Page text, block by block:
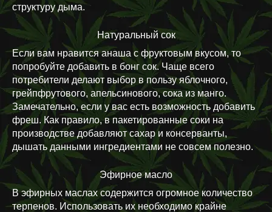
структуру дыма.
Натуральный сок
Если вам нравится анаша с фруктовым вкусом, то
попробуйте добавить в бонг сок. Чаще всего
потребители делают выбор в пользу яблочного,
грейпфрутового, апельсинового, сока из манго.
Замечательно, если у вас есть возможность добавить
фреш. Как правило, в пакетированные соки на
производстве добавляют сахар и консерванты,
дышать данными ингредиентами не совсем полезно.
Эфирное масло
В эфирных маслах содержится огромное количество
терпенов. Использовать их необходимо крайне